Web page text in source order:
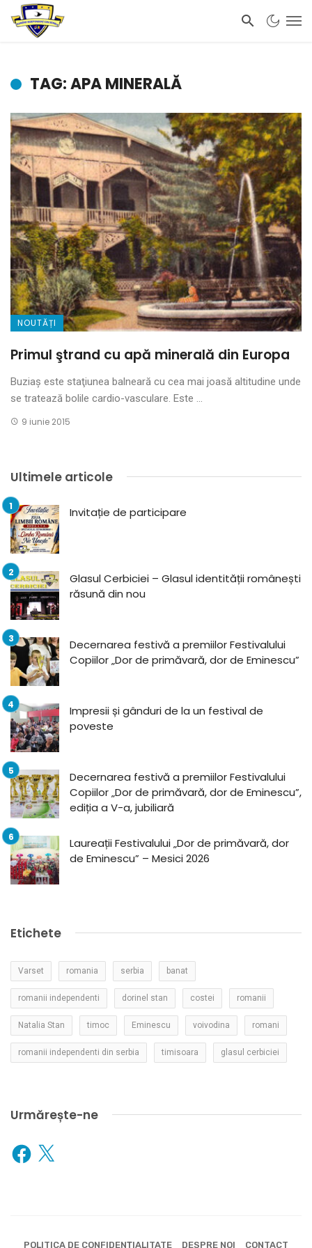
TAG: APA MINERALĂ
NOUTĂȚI
Primul ştrand cu apă minerală din Europa
Buziaş este staţiunea balneară cu cea mai joasă altitudine unde
se tratează bolile cardio-vasculare. Este ...
9 iunie 2015
Ultimele articole
Invitație de participare
Glasul Cerbiciei – Glasul identității românești
răsună din nou
Decernarea festivă a premiilor Festivalului
Copiilor „Dor de primăvară, dor de Eminescu”
Impresii și gânduri de la un festival de
poveste
Decernarea festivă a premiilor Festivalului
Copiilor „Dor de primăvară, dor de Eminescu”,
ediția a V-a, jubiliară
Laureații Festivalului „Dor de primăvară, dor
de Eminescu” – Mesici 2026
Etichete
Varset romania serbia banat
romanii independenti dorinel stan costei romanii
Natalia Stan timoc Eminescu voivodina romani
romanii independenti din serbia timisoara glasul cerbiciei
Urmărește-ne
Facebook
X
POLITICA DE CONFIDENȚIALITATE DESPRE NOI CONTACT